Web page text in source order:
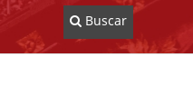
Buscar